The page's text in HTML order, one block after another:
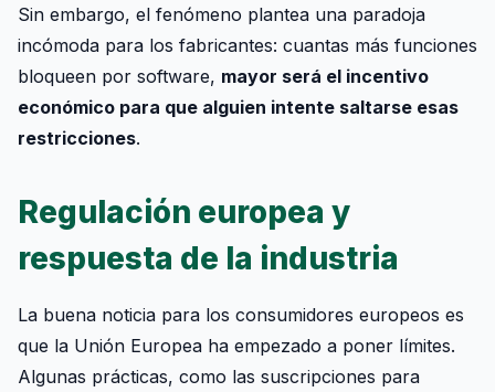
Sin embargo, el fenómeno plantea una paradoja
incómoda para los fabricantes: cuantas más funciones
bloqueen por software, mayor será el incentivo
económico para que alguien intente saltarse esas
restricciones.
Regulación europea y
respuesta de la industria
La buena noticia para los consumidores europeos es
que la Unión Europea ha empezado a poner límites.
Algunas prácticas, como las suscripciones para